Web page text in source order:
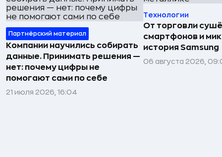
Партнёрский материал
Компании научились собирать
данные. Принимать решения —
нет: почему цифры не
помогают сами по себе
21 июля 2026, 16:04
Технологии
От торговли
смартфонов и
история Samsung
06 августа 2026,